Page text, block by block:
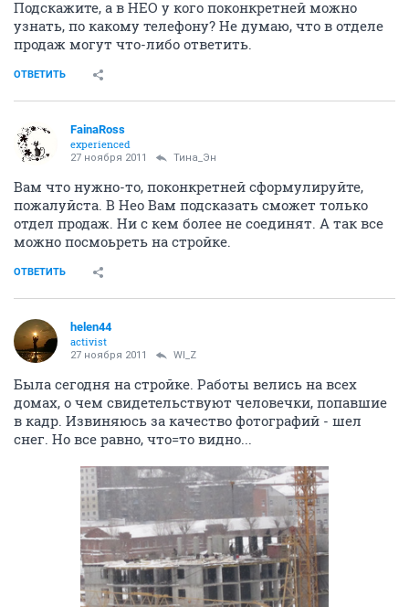
Подскажите, а в НЕО у кого поконкретней можно
узнать, по какому телефону? Не думаю, что в отделе
продаж могут что-либо ответить.
ОТВЕТИТЬ
FainaRoss
experienced
27 ноября 2011 Тина_Эн
Вам что нужно-то, поконкретней сформулируйте,
пожалуйста. В Нео Вам подсказать сможет только
отдел продаж. Ни с кем более не соединят. А так все
можно посмоьреть на стройке.
ОТВЕТИТЬ
helen44
activist
27 ноября 2011 Wl_Z
Была сегодня на стройке. Работы велись на всех
домах, о чем свидетельствуют человечки, попавшие
в кадр. Извиняюсь за качество фотографий - шел
снег. Но все равно, что=то видно...